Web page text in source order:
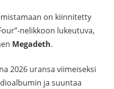
on kiinnitetty
nelikkoon lukeutuva,
Megadeth.
2026 uransa viimeiseksi
ja suuntaa